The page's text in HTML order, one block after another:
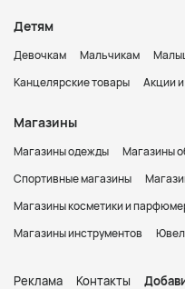
Детям
Девочкам Мальчикам
Канцелярские товары
Акции
Магазины
Магазины одежды Магазины
Спортивные магазины
Магазины косметики и
Магазины инструментов
Реклама Контакты